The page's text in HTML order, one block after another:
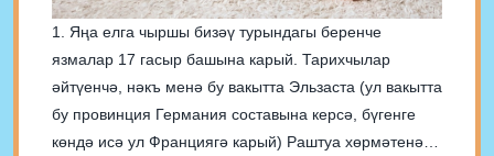
1. Яңа елга чыршы бизәү турындагы беренче
язмалар 17 гасыр башына карый. Тарихчылар
әйтүенчә, нәкъ менә бу вакытта Эльзаста (ул вакытта
бу провинция Германия составына керсә, бүгенге
көндә исә ул Франциягә карый) Раштуа хөрмәтенә